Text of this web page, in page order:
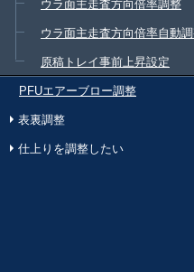
ウラ面主走査方向倍率調整
ウラ面主走査方向倍率自動
原稿トレイ事前上昇設定
PFUエアーブロー調整
表裏調整
仕上りを調整したい